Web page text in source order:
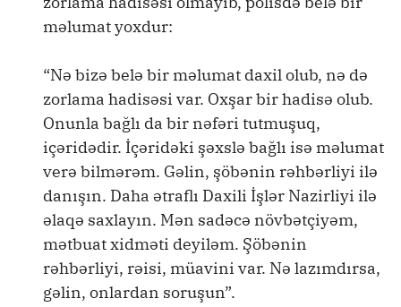
məlumat yoxdur:
“Nə bizə belə bir məlumat daxil olub, nə də
zorlama hadisəsi var. Oxşar bir hadisə olub.
Onunla bağlı da bir nəfəri tutmuşuq,
içəridədir. İçəridəki şəxslə bağlı isə məlumat
verə bilmərəm. Gəlin, şöbənin rəhbərliyi ilə
danışın. Daha ətraflı Daxili İşlər Nazirliyi ilə
əlaqə saxlayın. Mən sadəcə növbətçiyəm,
mətbuat xidməti deyiləm. Şöbənin
rəhbərliyi, rəisi, müavini var. Nə lazımdırsa,
gəlin, onlardan soruşun”.